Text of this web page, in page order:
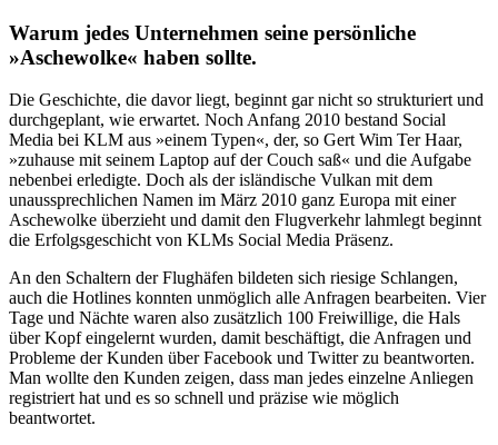
Warum jedes Unternehmen seine persönliche
»Aschewolke« haben sollte.
Die Geschichte, die davor liegt, beginnt gar nicht so strukturiert und
durchgeplant, wie erwartet. Noch Anfang 2010 bestand Social
Media bei KLM aus »einem Typen«, der, so Gert Wim Ter Haar,
»zuhause mit seinem Laptop auf der Couch saß« und die Aufgabe
nebenbei erledigte. Doch als der isländische Vulkan mit dem
unaussprechlichen Namen im März 2010 ganz Europa mit einer
Aschewolke überzieht und damit den Flugverkehr lahmlegt beginnt
die Erfolgsgeschicht von KLMs Social Media Präsenz.
An den Schaltern der Flughäfen bildeten sich riesige Schlangen,
auch die Hotlines konnten unmöglich alle Anfragen bearbeiten. Vier
Tage und Nächte waren also zusätzlich 100 Freiwillige, die Hals
über Kopf eingelernt wurden, damit beschäftigt, die Anfragen und
Probleme der Kunden über Facebook und Twitter zu beantworten.
Man wollte den Kunden zeigen, dass man jedes einzelne Anliegen
registriert hat und es so schnell und präzise wie möglich
beantwortet.